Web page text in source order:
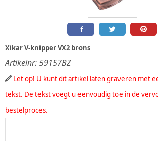
Xikar V-knipper VX2 brons
Artikelnr:59157BZ
Let op! U kunt dit artikel laten graveren met
tekst. De tekst voegt u eenvoudig toe in de
bestelproces.